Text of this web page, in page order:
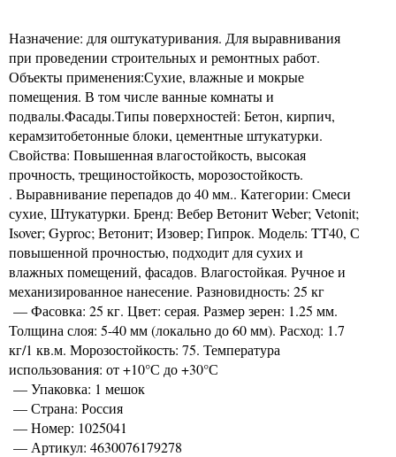
Назначение: для оштукатуривания. Для выравнивания
при проведении строительных и ремонтных работ.
Объекты применения:Сухие, влажные и мокрые
помещения. В том числе ванные комнаты и
подвалы.Фасады.Типы поверхностей: Бетон, кирпич,
керамзитобетонные блоки, цементные штукатурки.
Свойства: Повышенная влагостойкость, высокая
прочность, трещиностойкость, морозостойкость.
. Выравнивание перепадов до 40 мм.. Категории: Смеси
сухие, Штукатурки. Бренд: Вебер Ветонит Weber; Vetonit;
Isover; Gyproc; Ветонит; Изовер; Гипрок. Модель: TT40, С
повышенной прочностью, подходит для сухих и
влажных помещений, фасадов. Влагостойкая. Ручное и
механизированное нанесение. Разновидность: 25 кг
— Фасовка: 25 кг. Цвет: серая. Размер зерен: 1.25 мм.
Толщина слоя: 5-40 мм (локально до 60 мм). Расход: 1.7
кг/1 кв.м. Морозостойкость: 75. Температура
использования: от +10°С до +30°С
— Упаковка: 1 мешок
— Страна: Россия
— Номер: 1025041
— Артикул: 4630076179278